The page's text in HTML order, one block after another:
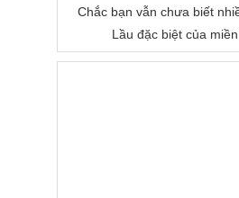
Chắc bạn vẫn chưa biết
Lầu đặc biệt của